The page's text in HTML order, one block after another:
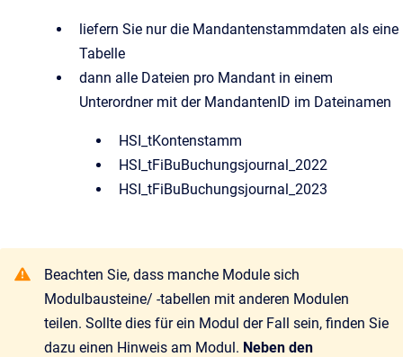
liefern Sie nur die Mandantenstammdaten als eine
Tabelle
dann alle Dateien pro Mandant in einem
Unterordner mit der MandantenID im Dateinamen
HSI_tKontenstamm
HSI_tFiBuBuchungsjournal_2022
HSI_tFiBuBuchungsjournal_2023
Beachten Sie, dass manche Module sich
Modulbausteine/ -tabellen mit anderen Modulen
teilen. Sollte dies für ein Modul der Fall sein, finden Sie
dazu einen Hinweis am Modul. Neben den